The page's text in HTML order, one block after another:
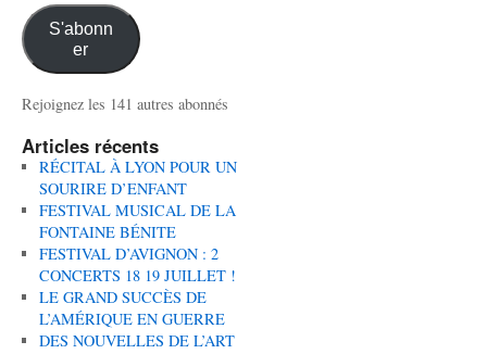
S'abonn
er
Rejoignez les 141 autres abonnés
Articles récents
RÉCITAL À LYON POUR UN
SOURIRE D’ENFANT
FESTIVAL MUSICAL DE LA
FONTAINE BÉNITE
FESTIVAL D’AVIGNON : 2
CONCERTS 18 19 JUILLET !
LE GRAND SUCCÈS DE
L’AMÉRIQUE EN GUERRE
DES NOUVELLES DE L’ART